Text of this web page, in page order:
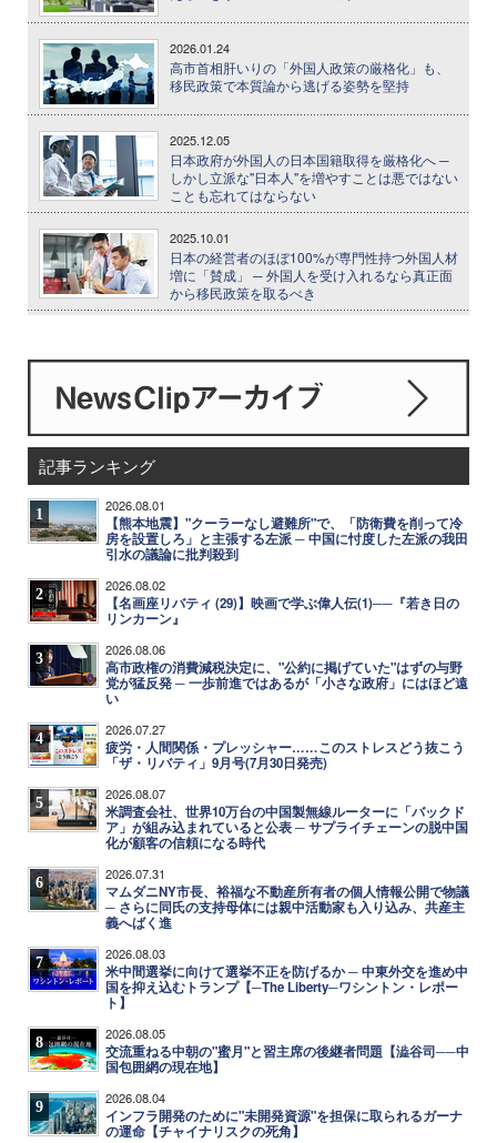
2026.01.24
高市首相肝いりの「外国人政策の厳格化」も、
移民政策で本質論から逃げる姿勢を堅持
2025.12.05
日本政府が外国人の日本国籍取得を厳格化へ ─
しかし立派な"日本人"を増やすことは悪ではない
ことも忘れてはならない
2025.10.01
日本の経営者のほぼ100%が専門性持つ外国人材
増に「賛成」 ─ 外国人を受け入れるなら真正面
から移民政策を取るべき
記事ランキング
1 2026.08.01
【熊本地震】"クーラーなし避難所"で、「防衛費を削って冷
房を設置しろ」と主張する左派 ─ 中国に忖度した左派の我田
引水の議論に批判殺到
2 2026.08.02
【名画座リバティ (29)】映画で学ぶ偉人伝(1)──『若き日の
リンカーン』
3 2026.08.06
高市政権の消費減税決定に、"公約に掲げていた"はずの与野
党が猛反発 ─ 一歩前進ではあるが「小さな政府」にはほど遠
い
4 2026.07.27
疲労・人間関係・プレッシャー……このストレスどう抜こう
「ザ・リバティ」9月号(7月30日発売)
5 2026.08.07
米調査会社、世界10万台の中国製無線ルーターに「バックド
ア」が組み込まれていると公表 ─ サプライチェーンの脱中国
化が顧客の信頼になる時代
6 2026.07.31
マムダニNY市長、裕福な不動産所有者の個人情報公開で物議
─ さらに同氏の支持母体には親中活動家も入り込み、共産主
義へばく進
7 2026.08.03
米中間選挙に向けて選挙不正を防げるか ─ 中東外交を進め中
国を抑え込むトランプ【─The Liberty─ワシントン・レポー
ト】
8 2026.08.05
交流重ねる中朝の"蜜月"と習主席の後継者問題【澁谷司──中
国包囲網の現在地】
9 2026.08.04
インフラ開発のために"未開発資源"を担保に取られるガーナ
の運命【チャイナリスクの死角】